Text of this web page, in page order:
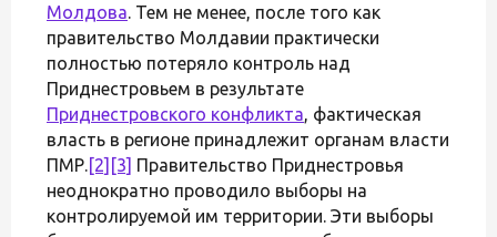
Молдова. Тем не менее, после того как
правительство Молдавии практически
полностью потеряло контроль над
Приднестровьем в результате
Приднестровского конфликта, фактическая
власть в регионе принадлежит органам власти
ПМР.[2] [3] Правительство Приднестровья
неоднократно проводило выборы на
контролируемой им территории. Эти выборы